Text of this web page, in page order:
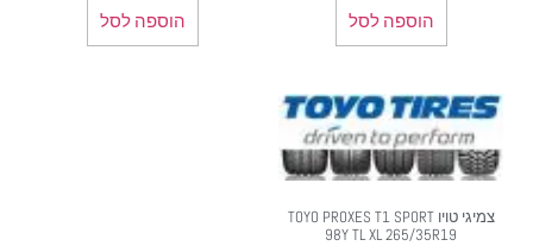
הוספה לסל הוספה לסל
צמיגי טויו TOYO PROXES T1 SPORT
98Y TL XL 265/35R19